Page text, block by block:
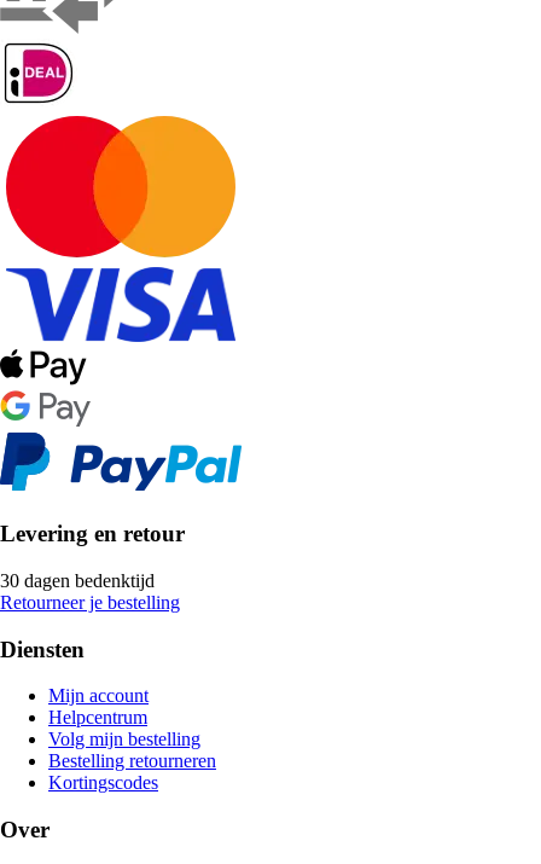
Levering en retour
30 dagen bedenktijd
Retourneer je bestelling
Diensten
Mijn account
Helpcentrum
Volg mijn bestelling
Bestelling retourneren
Kortingscodes
Over